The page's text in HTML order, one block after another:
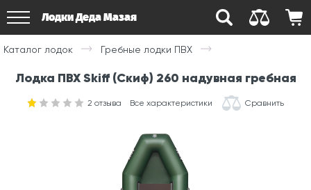
Лодки Деда Мазая
Каталог лодок Гребные лодки ПВХ
Лодка ПВХ Skiff (Скиф) 260 надувная гребная
2 отзыва Все характеристики Сравнить